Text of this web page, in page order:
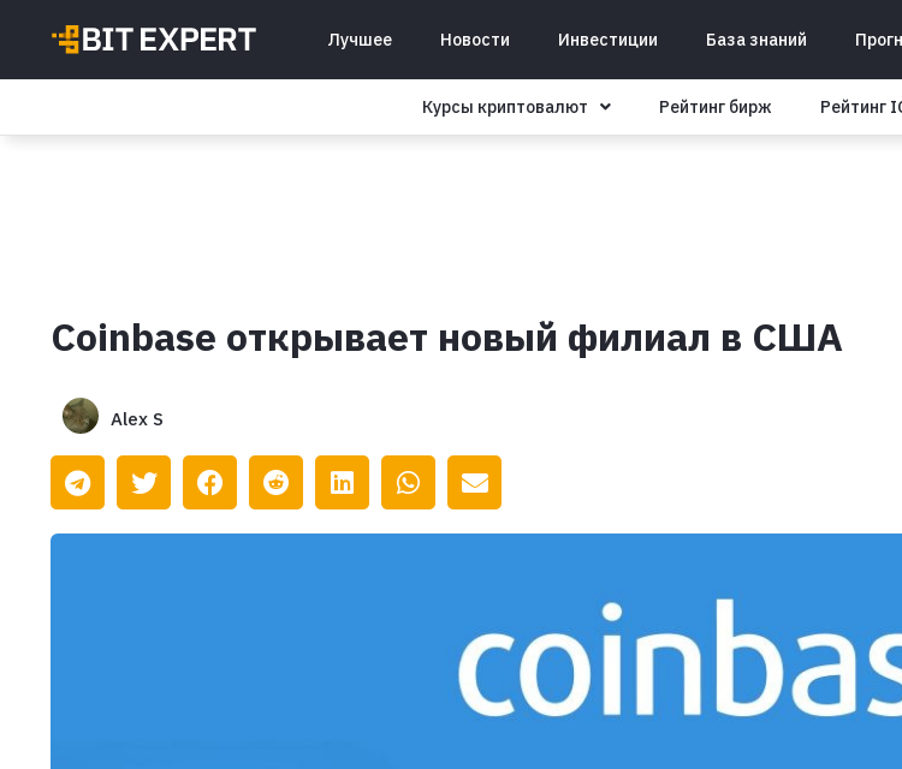
Лучшее Новости Инвестиции База знаний
Курсы криптовалют Рейтинг бирж Рейтинг
Coinbase открывает новый филиал в США
Alex S